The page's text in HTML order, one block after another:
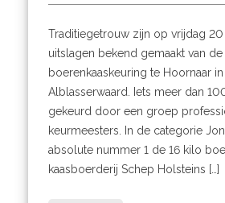
Traditiegetrouw zijn op vrijdag
uitslagen bekend gemaakt van
boerenkaaskeuring te Hoornaar
Alblasserwaard. Iets meer dan
gekeurd door een groep
keurmeesters. In de categorie
absolute nummer 1 de 16 kilo
kaasboerderij Schep Holsteins […]